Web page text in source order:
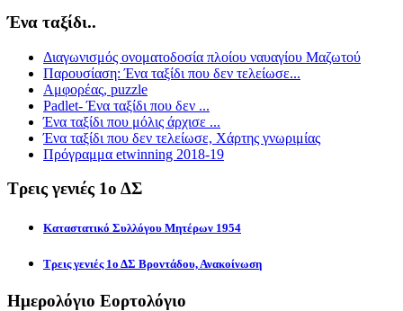
Ένα ταξίδι..
Διαγωνισμός ονοματοδοσία πλοίου ναυαγίου Μαζωτού
Παρουσίαση: Ένα ταξίδι που δεν τελείωσε...
Αμφορέας, puzzle
Padlet- Ένα ταξίδι που δεν ...
Ένα ταξίδι που μόλις άρχισε ...
Ένα ταξίδι που δεν τελείωσε, Χάρτης γνωριμίας
Πρόγραμμα etwinning 2018-19
Τρεις γενιές 1ο ΔΣ
Καταστατικό Συλλόγου Μητέρων 1954
Τρεις γενιές 1ο ΔΣ Βροντάδου, Ανακοίνωση
Ημερολόγιο Εορτολόγιο